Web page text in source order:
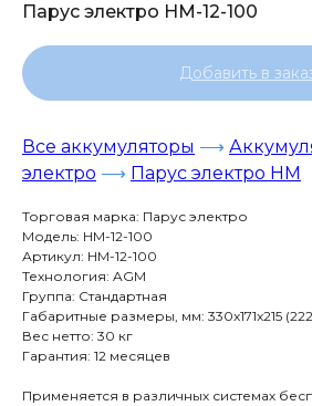
Парус электро HM-12-100
Добавить в
Все аккумуляторы ⟶
электро ⟶ Парус электро HM
Торговая марка: Парус электро
Модель: HM-12-100
Артикул: HM-12-100
Технология: AGM
Группа: Стандартная
Габаритные размеры, мм: 330x171x215
Вес нетто: 30 кг
Гарантия: 12 месяцев
Применяется в различных системах